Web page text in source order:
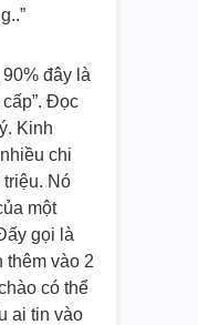
đây là
Đọc
Kinh
chi
triệu. Nó
một
gọi là
thêm vào 2
có thể
ai tin vào